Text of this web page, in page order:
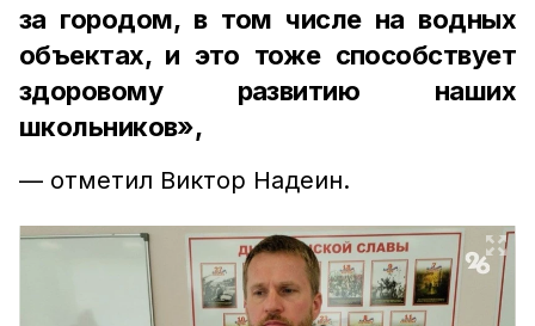
за городом, в том числе на водных
объектах, и это тоже способствует
здоровому развитию наших
школьников»,
— отметил Виктор Надеин.